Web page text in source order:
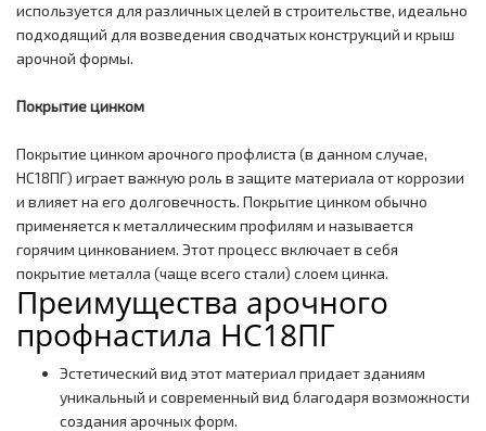
используется для различных целей в строительстве, идеально
подходящий для возведения сводчатых конструкций и крыш
арочной формы.
Покрытие цинком
Покрытие цинком арочного профлиста (в данном случае,
НС18ПГ) играет важную роль в защите материала от коррозии
и влияет на его долговечность. Покрытие цинком обычно
применяется к металлическим профилям и называется
горячим цинкованием. Этот процесс включает в себя
покрытие металла (чаще всего стали) слоем цинка.
Преимущества арочного
профнастила НС18ПГ
Эстетический вид этот материал придает зданиям
уникальный и современный вид благодаря возможности
создания арочных форм.